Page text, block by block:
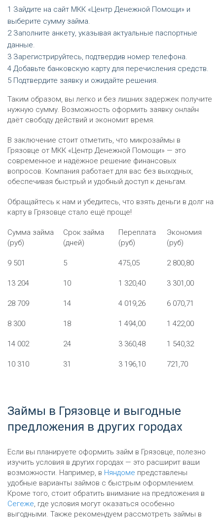
Зайдите на сайт МКК «Центр Денежной Помощи» и
выберите сумму займа.
Заполните анкету, указывая актуальные паспортные
данные.
Зарегистрируйтесь, подтвердив номер телефона.
Добавьте банковскую карту для перечисления средств.
Подтвердите заявку и ожидайте решения.
Таким образом, вы легко и без лишних задержек получите
нужную сумму. Возможность оформить заявку онлайн
даёт свободу действий и экономит время.
В заключение стоит отметить, что микрозаймы в
Грязовце от МКК «Центр Денежной Помощи» — это
современное и надёжное решение финансовых
вопросов. Компания работает для вас без выходных,
обеспечивая быстрый и удобный доступ к деньгам.
Обращайтесь к нам и убедитесь, что взять деньги в долг на
карту в Грязовце стало ещё проще!
Сумма займа
(руб)
Срок займа
(дней)
Переплата
(руб)
Экономия
(руб)
9 501 5 475,05 2 800,80
13 204 10 1 320,40 3 301,00
28 709 14 4 019,26 6 070,71
8 300 18 1 494,00 1 422,00
14 002 24 3 360,48 1 540,32
10 310 31 3 196,10 721,70
Займы в Грязовце и выгодные
предложения в других городах
Если вы планируете оформить займ в Грязовце, полезно
изучить условия в других городах — это расширит ваши
возможности. Например, в Няндоме представлены
удобные варианты займов с быстрым оформлением.
Кроме того, стоит обратить внимание на предложения в
Сегеже , где условия могут оказаться особенно
выгодными. Также рекомендуем рассмотреть займы в